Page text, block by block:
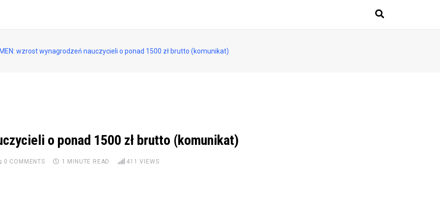
MEN: wzrost wynagrodzeń nauczycieli o ponad 1500 zł brutto (komunikat)
o ponad 1500 zł brutto (komunikat)
0 COMMENTS 1 MINUTE READ 411 VIEWS